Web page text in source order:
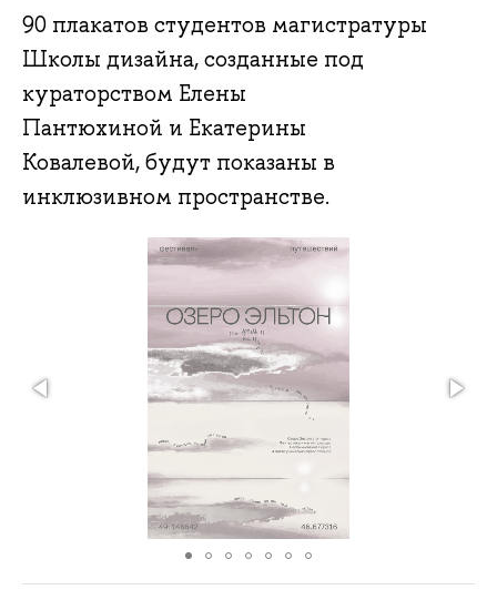
90 плакатов студентов магистратуры
Школы дизайна, созданные под
кураторством Елены
Пантюхиной и Екатерины
Ковалевой, будут показаны в
инклюзивном пространстве.